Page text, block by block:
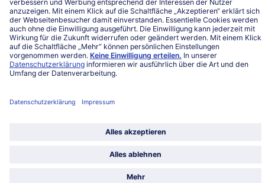
Land / Sprache wählen